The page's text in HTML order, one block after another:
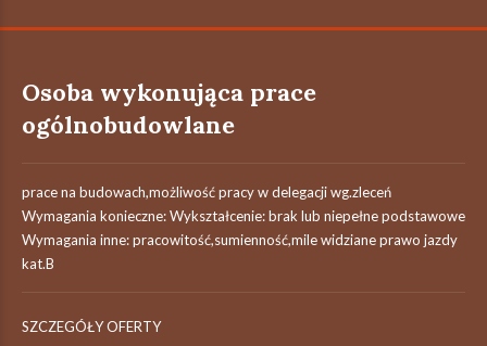
Osoba wykonująca prace
ogólnobudowlane
prace na budowach,możliwość pracy w delegacji wg.zleceń
Wymagania konieczne: Wykształcenie: brak lub niepełne podstawowe
Wymagania inne: pracowitość,sumienność,mile widziane prawo jazdy
kat.B
SZCZEGÓŁY OFERTY